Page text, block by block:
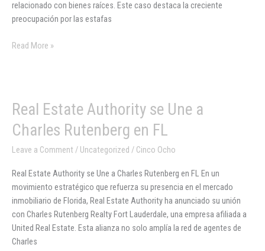
relacionado con bienes raíces. Este caso destaca la creciente
preocupación por las estafas
culpable
Read More »
Real Estate Authority se Une a
Charles Rutenberg en FL
Leave a Comment / Uncategorized / Cinco Ocho
Real Estate Authority se Une a Charles Rutenberg en FL En un
movimiento estratégico que refuerza su presencia en el mercado
inmobiliario de Florida, Real Estate Authority ha anunciado su unión
con Charles Rutenberg Realty Fort Lauderdale, una empresa afiliada a
United Real Estate. Esta alianza no solo amplía la red de agentes de
Charles
Real
Authority
se
a
Charles
Rutenberg
en
FL